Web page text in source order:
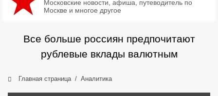
Московские новости, афиша, путеводитель по
Москве и многое другое
Все больше россиян предпочитают
рублевые вклады валютным
Главная страница Аналитика